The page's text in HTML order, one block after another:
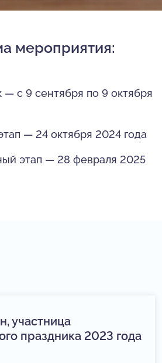
мероприятия:
— с 9 сентября по 9 октября
— 24 октября 2024 года
этап — 28 февраля 2025
участница
праздника 2023 года